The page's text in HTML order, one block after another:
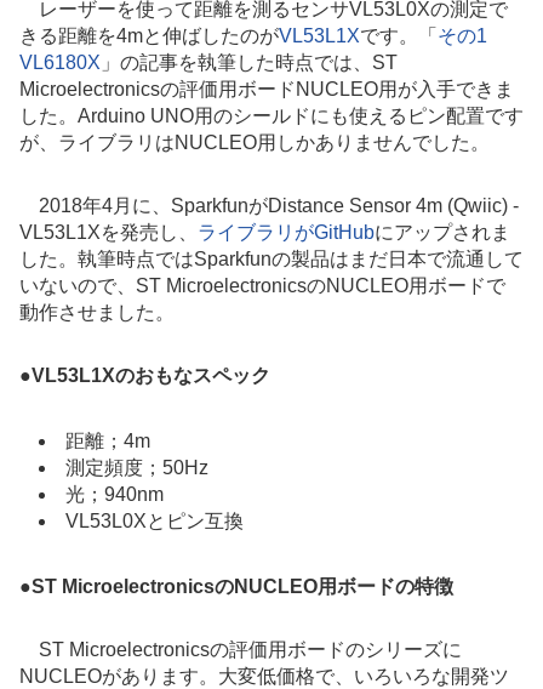
レーザーを使って距離を測るセンサVL53L0Xの測定で
きる距離を4mと伸ばしたのがVL53L1Xです。「 その1
VL6180X 」の記事を執筆した時点では、ST
Microelectronicsの評価用ボードNUCLEO用が入手できま
した。Arduino UNO用のシールドにも使えるピン配置です
が、ライブラリはNUCLEO用しかありませんでした。
2018年4月に、SparkfunがDistance Sensor 4m (Qwiic) -
VL53L1Xを発売し、 ライブラリがGitHubにアップされま
した。執筆時点ではSparkfunの製品はまだ日本で流通して
いないので、ST MicroelectronicsのNUCLEO用ボードで
動作させました。
●VL53L1Xのおもなスペック
距離；4m
測定頻度；50Hz
光；940nm
VL53L0Xとピン互換
●ST MicroelectronicsのNUCLEO用ボードの特徴
ST Microelectronicsの評価用ボードのシリーズに
NUCLEOがあります。大変低価格で、いろいろな開発ツ